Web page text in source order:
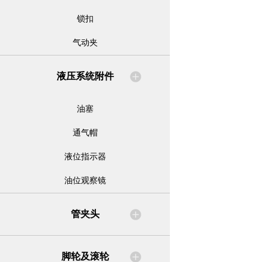
锁扣
气动夹
液压系统附件
油塞
通气帽
液位指示器
油位观察镜
管夹头
脚轮及滚轮